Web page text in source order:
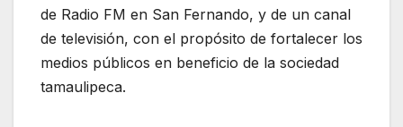
de Radio FM en San Fernando, y de un canal
de televisión, con el propósito de fortalecer los
medios públicos en beneficio de la sociedad
tamaulipeca.